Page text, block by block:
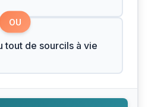
OU
tout de sourcils à vie